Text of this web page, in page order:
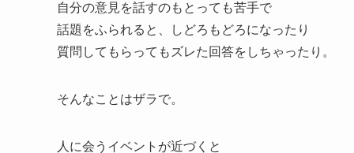
自分の意見を話すのもとっても苦手で
話題をふられると、しどろもどろになったり
質問してもらってもズレた回答をしちゃったり。
そんなことはザラで。
人に会うイベントが近づくと